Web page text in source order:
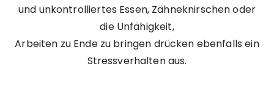
und unkontrolliertes Essen, Zähneknirschen oder
die Unfähigkeit,
Arbeiten zu Ende zu bringen drücken ebenfalls ein
Stressverhalten aus.